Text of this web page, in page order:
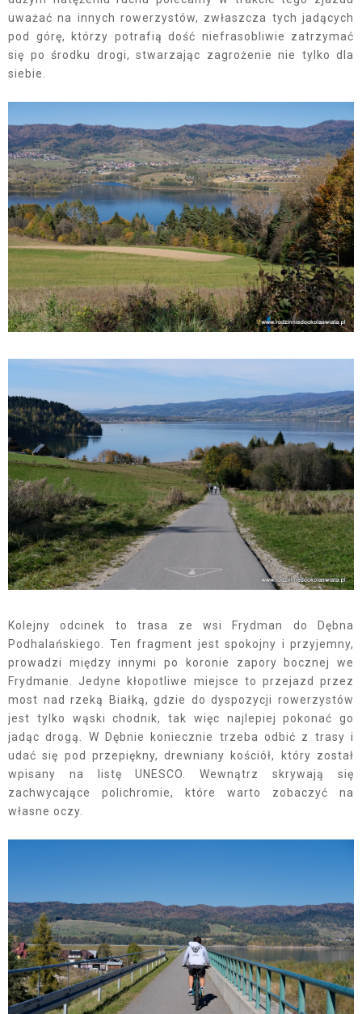
uważać na innych rowerzystów, zwłaszcza tych jadących
pod górę, którzy potrafią dość niefrasobliwie zatrzymać
się po środku drogi, stwarzając zagrożenie nie tylko dla
siebie.
Kolejny odcinek to trasa ze wsi Frydman do Dębna
Podhalańskiego. Ten fragment jest spokojny i przyjemny,
prowadzi między innymi po koronie zapory bocznej we
Frydmanie. Jedyne kłopotliwe miejsce to przejazd przez
most nad rzeką Białką, gdzie do dyspozycji rowerzystów
jest tylko wąski chodnik, tak więc najlepiej pokonać go
jadąc drogą. W Dębnie koniecznie trzeba odbić z trasy i
udać się pod przepiękny, drewniany kościół, który został
wpisany na listę UNESCO. Wewnątrz skrywają się
zachwycające polichromie, które warto zobaczyć na
własne oczy.